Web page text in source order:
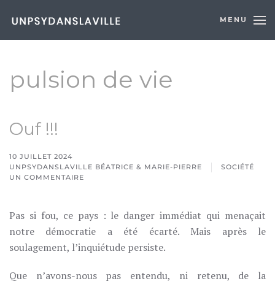
Skip to main content
MENU
pulsion de vie
Ouf !!!
10 JUILLET 2024
UNPSYDANSLAVILLE BÉATRICE & MARIE-PIERRE
SOCIÉTÉ
UN COMMENTAIRE
SUR
Pas si fou, ce pays : le danger immédiat qui menaçait
notre démocratie a été écarté. Mais après le
soulagement, l’inquiétude persiste.
Que n’avons-nous pas entendu, ni retenu, de la